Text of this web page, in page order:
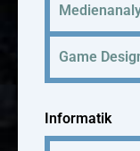
Game
Informatik